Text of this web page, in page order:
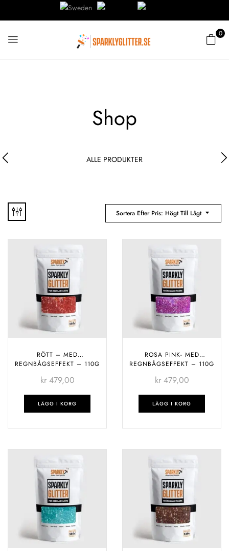
0
Shop
ALLE PRODUKTER
Sortera Efter Pris: Högt Till Lågt
RÖTT – MED
REGNBÅGSEFFEKT – 110G
kr479,00
LÄGG I KORG
ROSA PINK- MED
REGNBÅGSEFFEKT – 110G
kr479,00
LÄGG I KORG